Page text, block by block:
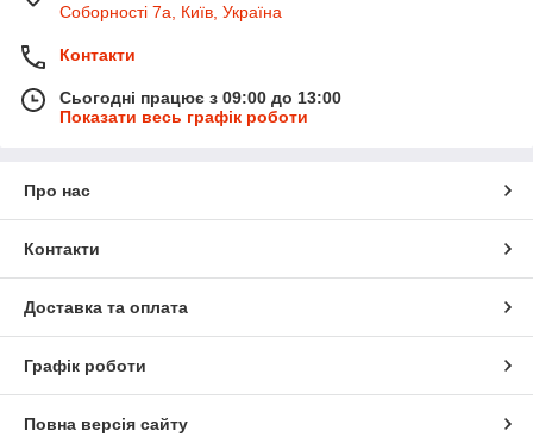
Соборності 7а, Київ, Україна
Контакти
Сьогодні працює з 09:00 до 13:00
Показати весь графік роботи
Про нас
Контакти
Доставка та оплата
Графік роботи
Повна версія сайту